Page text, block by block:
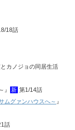
18話
カノジョの同居生活
』
新 第1/14話
ムグァンハウスへ～ 』
話